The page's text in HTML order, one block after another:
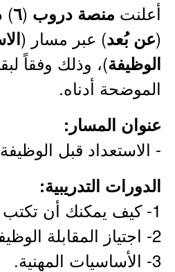
أعلنت منصة دروب (٦)
(عن بُعد) عبر مسار (
الوظيفة)، وذلك وفقاً
الموضحة أدناه.
عنوان المسار:
- الاستعداد قبل
الدورات التدريبية:
1- كيف يمكنك أن تكتب سيرة ذاتية جيدة.
2- اجتياز المقابلة الوظيفية بنجاح.
3- الأساسيات المهنية.